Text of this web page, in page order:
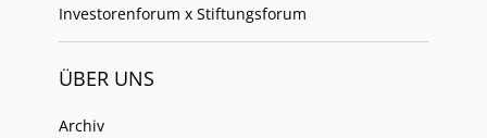
Investorenforum x Stiftungsforum
ÜBER UNS
Archiv